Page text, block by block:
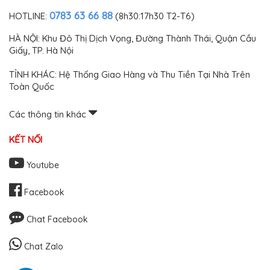
HOTLINE: 0783 63 66 88 (8h30:17h30 T2-T6)
HÀ NỘI: Khu Đô Thị Dịch Vọng, Đường Thành Thái, Quận Cầu
Giấy, TP. Hà Nội
TỈNH KHÁC: Hệ Thống Giao Hàng và Thu Tiền Tại Nhà Trên
Toàn Quốc
Các thông tin khác
KẾT NỐI
Youtube
Facebook
Chat Facebook
Chat Zalo